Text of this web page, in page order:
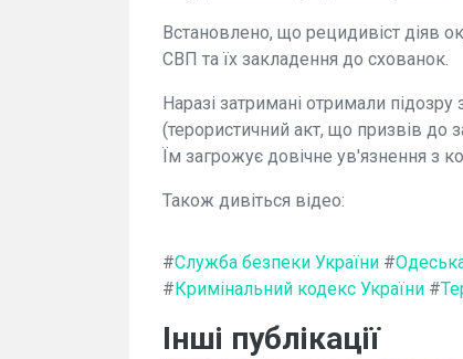
Встановлено, що рецидивіст діяв
СВП та їх закладення до схованок.
Наразі затримані отримали
(терористичний акт, що призвів до
Їм загрожує довічне ув'язнення з
Також дивіться відео:
#Служба безпеки України #
#Кримінальний кодекс України #
Інші публікації